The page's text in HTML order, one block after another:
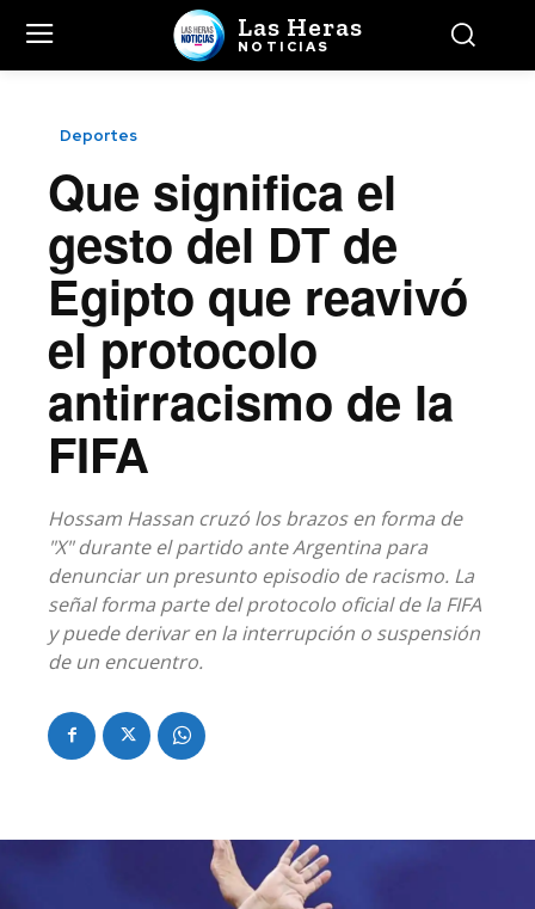
Las Heras
NOTICIAS
Deportes
Que significa el
gesto del DT de
Egipto que reavivó
el protocolo
antirracismo de la
FIFA
Hossam Hassan cruzó los brazos en forma de
"X" durante el partido ante Argentina para
denunciar un presunto episodio de racismo. La
señal forma parte del protocolo oficial de la FIFA
y puede derivar en la interrupción o suspensión
de un encuentro.